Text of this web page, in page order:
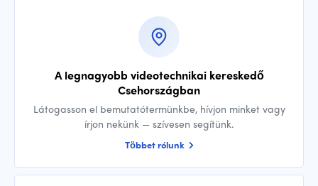
A legnagyobb videotechnikai kereskedő
Csehországban
Látogasson el bemutatótermünkbe, hívjon minket vagy
írjon nekünk — szívesen segítünk.
Többet rólunk